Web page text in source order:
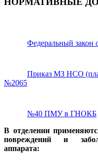
Федеральный закон
Приказ МЗ НСО
№2065
№40 ПМУ в ГНОКБ
В отделении
повреждений и
аппарата: